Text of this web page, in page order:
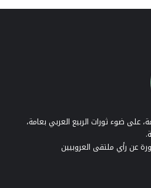
على ضوء ثورات الربيع العربي بعامة،
عن رأي ملتقى العروبيين